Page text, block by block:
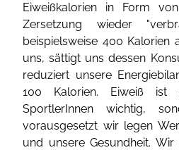
Eiweißkalorien in Form
Zersetzung wieder
beispielsweise 400 Kalorien
uns, sättigt uns dessen
reduziert unsere
100 Kalorien. Eiweiß
SportlerInnen wichtig,
vorausgesetzt wir legen
und unsere Gesundheit.